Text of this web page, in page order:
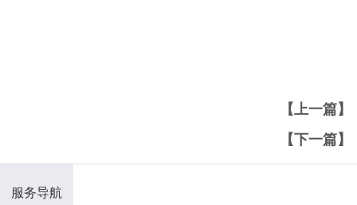
【上一篇】
【下一篇】
服务导航